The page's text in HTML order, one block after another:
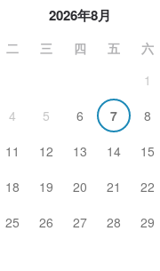
2026年8月
二 三 四 五 六
1
4 5 6 7 8
11 12 13 14 15
18 19 20 21 22
25 26 27 28 29